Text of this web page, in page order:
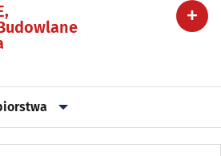
(79)